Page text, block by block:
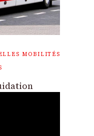
MOBILITÉS